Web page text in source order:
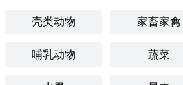
壳类动物 家畜家禽
哺乳动物 蔬菜